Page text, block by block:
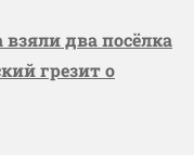
взяли два посёлка
грезит о